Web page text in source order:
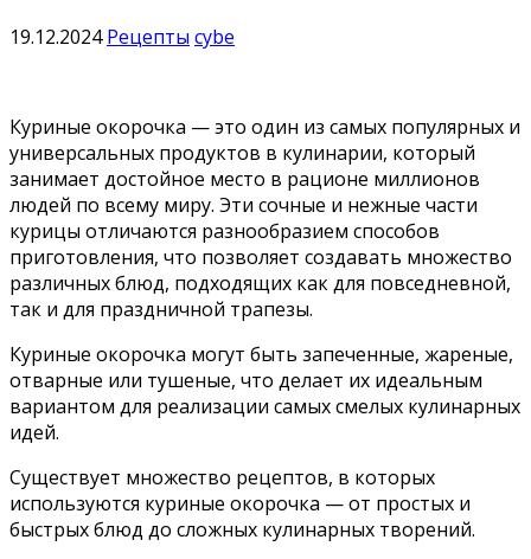
19.12.2024 Рецепты cybe
Куриные окорочка — это один из самых популярных и
универсальных продуктов в кулинарии, который
занимает достойное место в рационе миллионов
людей по всему миру. Эти сочные и нежные части
курицы отличаются разнообразием способов
приготовления, что позволяет создавать множество
различных блюд, подходящих как для повседневной,
так и для праздничной трапезы.
Куриные окорочка могут быть запеченные, жареные,
отварные или тушеные, что делает их идеальным
вариантом для реализации самых смелых кулинарных
идей.
Существует множество рецептов, в которых
используются куриные окорочка — от простых и
быстрых блюд до сложных кулинарных творений.